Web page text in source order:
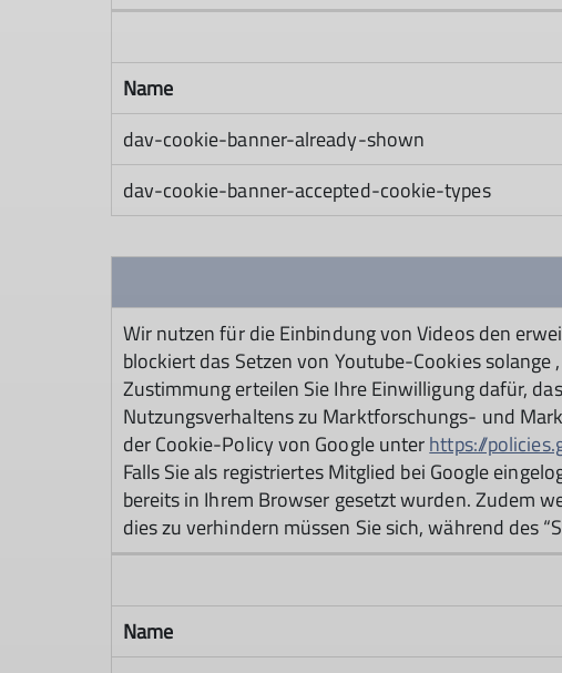
Name
dav-cookie-banner-already-shown
dav-cookie-banner-accepted-cookie-types
Wir nutzen für die Einbindung von Videos den
blockiert das Setzen von Youtube-Cookies
Zustimmung erteilen Sie Ihre Einwilligung dafür,
Nutzungsverhaltens zu Marktforschungs- und
der Cookie-Policy von Google unterhttps://
Falls Sie als registriertes Mitglied bei Google
bereits in Ihrem Browser gesetzt wurden. Zudem
dies zu verhindern müssen Sie sich, während des
Name